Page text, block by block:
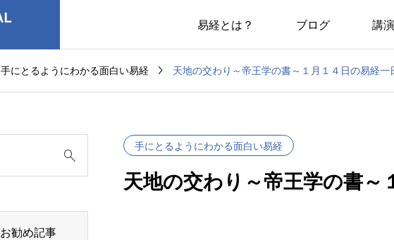
易経とは？ ブログ 講
手にとるようにわかる面白い易経  天地の交わり～帝王学の書～１月１４日の易経一
手にとるようにわかる面白い易経
天地の交わり～帝王学の書～
お勧め記事